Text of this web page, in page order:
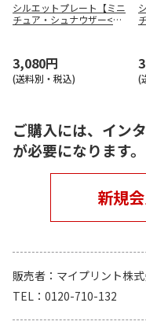
シルエットプレート【ミニ
チュア・シュナウザー<16
3,080円
(送料別・税込) (
ご購入には、イン
が必要になります。
新規
販売者
マイプリント株
TEL
0120-710-132